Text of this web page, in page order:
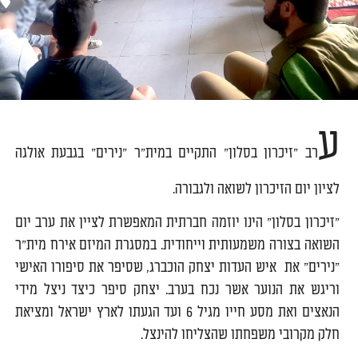
ערב "זיכרון בסלון" התקיים במית"ר "נירים" בגבעת אולגה
לציון יום הזיכרון לשואה ולגבורה.
"זיכרון בסלון" הינו יוזמה חברתית המאפשרת לציין את ערב יום
השואה בצורה משמעותית וייחודית. במסגרת המיזם אירח מית"ר
"נירים" את איש העדות יצחק הוכברג, שסיפר את סיפורו האישי
וריגש את הנוער אשר נכח בערב. יצחק סיפר כיצד ניצל מידי
הנאצים ואת מסע חייו מגיל 6 ועד הגעתו לארץ ישראל ומציאת
חלק מקרובי משפחתו שהצליחו להינצל.